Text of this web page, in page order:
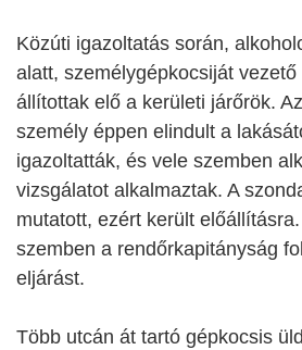
Közúti igazoltatás során,
alatt, személygépkocsiját
állítottak elő a kerületi járőrök.
személy éppen elindult a
igazoltatták, és vele szemben
vizsgálatot alkalmaztak. A
mutatott, ezért került
szemben a rendőrkapitányság
eljárást.
Több utcán át tartó gépkocsis